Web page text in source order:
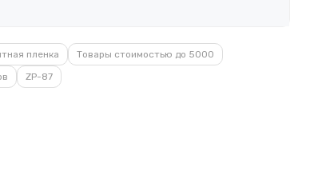
пленка
Товары стоимостью до 5000
ZP-87